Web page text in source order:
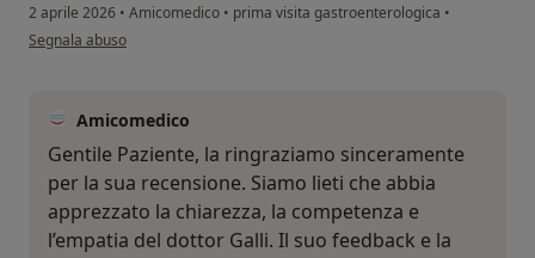
2 aprile 2026 • Amicomedico • prima visita gastroenterologica •
secondo l'opinione dell'utente M.L.A.
Segnala abuso
Amicomedico
Gentile Paziente, la ringraziamo sinceramente
per la sua recensione. Siamo lieti che abbia
apprezzato la chiarezza, la competenza e
l’empatia del dottor Galli. Il suo feedback e la